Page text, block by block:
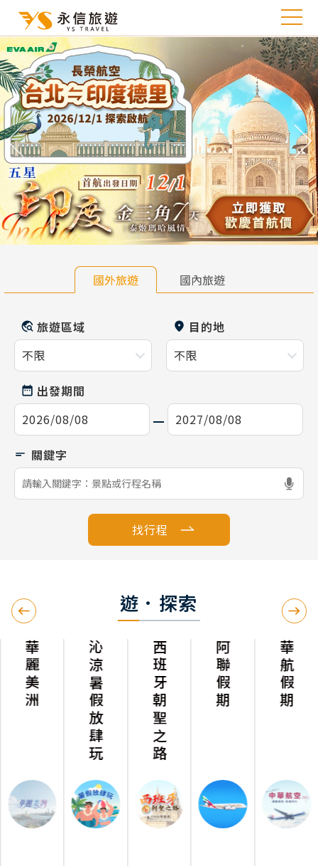
往前 往
國外旅遊 國內旅遊
旅遊區域 目的地
出發期間
找行程
遊．探索
華麗美洲 沁涼暑假放肆玩 西班牙朝聖之路 阿聯假期 華航假期